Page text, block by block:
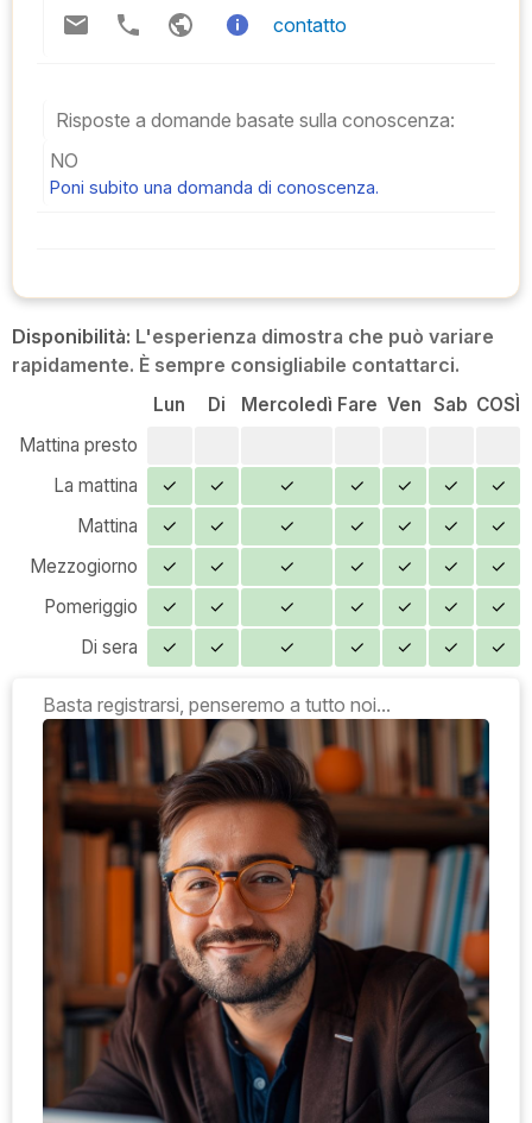
contatto
Risposte a domande basate sulla conoscenza:
NO
Poni subito una domanda di conoscenza.
Disponibilità: L'esperienza dimostra che può variare
rapidamente. È sempre consigliabile contattarci.
Lun Di Mercoledì Fare Ven Sab COSÌ
Mattina presto
La mattina
✓ ✓ ✓ ✓ ✓ ✓
✓
Mattina
✓ ✓ ✓ ✓ ✓ ✓
✓
Mezzogiorno
✓ ✓ ✓ ✓ ✓ ✓
✓
Pomeriggio
✓ ✓ ✓ ✓ ✓ ✓
✓
Di sera
✓ ✓ ✓ ✓ ✓ ✓ ✓
Basta registrarsi, penseremo a tutto noi...